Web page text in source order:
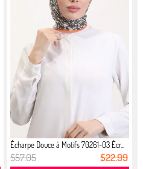
Écharpe Douce à Motifs 70261-03 Écr...
$57.05 $22.99